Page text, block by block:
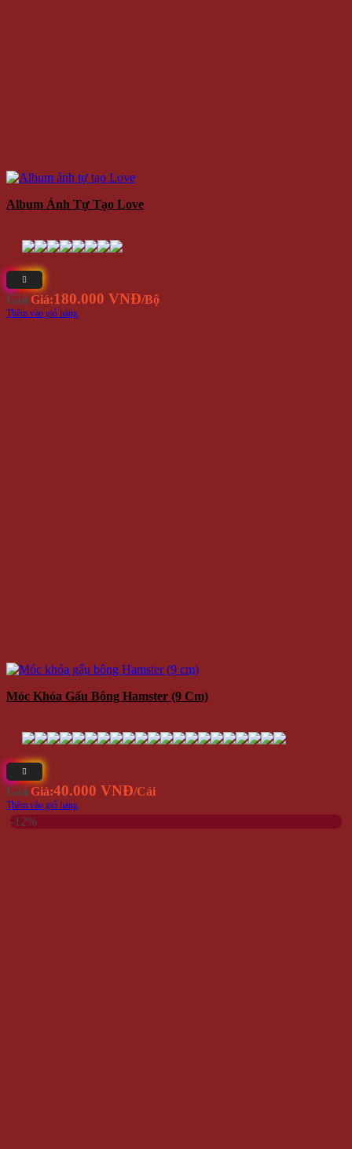
Album Ảnh Tự Tạo Love
Giá Giá:180.000 VNĐ/Bộ
Thêm vào giỏ hàng
Móc Khóa Gấu Bông Hamster (9 Cm)
Giá Giá:40.000 VNĐ/Cái
Thêm vào giỏ hàng
-12%